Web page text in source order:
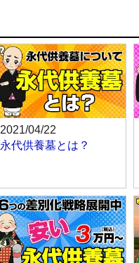
2021/04/22
永代供養墓とは？